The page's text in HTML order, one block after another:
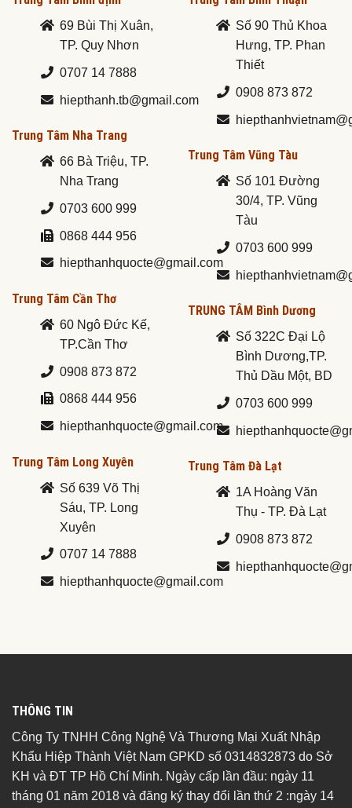
69 Bùi Thị Xuân,
TP. Quy Nhơn
0707 14 7888
hiepthanh.tb@gmail.com
Trung Tâm Nha Trang
66 Bà Triệu, TP.
Nha Trang
0703 600 999
0868 444 956
hiepthanhquocte@gmail.com
Trung Tâm Cần Thơ
60 Ngô Đức Kế,
TP.Cần Thơ
0908 873 872
0868 444 956
hiepthanhquocte@gmail.com
Trung Tâm Long Xuyên
Số 639 Võ Thị
Sáu, TP. Long
Xuyên
0707 14 7888
hiepthanhquocte@gmail.com
Số 90 Thủ Khoa
Hưng, TP. Phan
Thiết
0908 873 872
Trung Tâm Vũng Tàu
Số 101 Đường
30/4, TP. Vũng
Tàu
0703 600 999
TRUNG TÂM Bình Dương
Số 322C Đại Lộ
Bình Dương,TP.
Thủ Dầu Một, BD
0703 600 999
Trung Tâm Đà Lạt
1A Hoàng Văn
Thụ - TP. Đà Lạt
0908 873 872
THÔNG TIN
Công Ty TNHH Công Nghệ Và Thương Mại Xuất Nhập
Khẩu Hiệp Thành Việt Nam GPKD số 0314832873 do Sở
KH và ĐT TP Hồ Chí Minh. Ngày cấp lần đầu: ngày 11
tháng 01 năm 2018 và đăng ký thay đổi lần thứ 2 :ngày 14